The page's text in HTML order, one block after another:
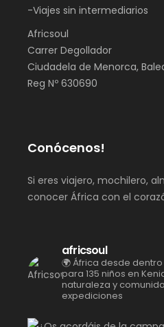
-Viajes sin intermediarios
Africsoul
Carrer Degollador
Ciudadela de Menorca,
Reg Nº 630690
Conócenos!
Si eres viajero, mochilero,
conocer África con el
africsoul
🌍 África desde dentro
para 135 niños en
naturaleza y
expediciones